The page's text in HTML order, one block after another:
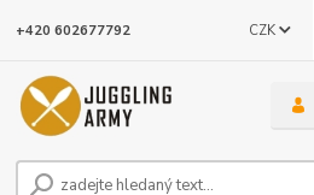
CZK
+420 602677792